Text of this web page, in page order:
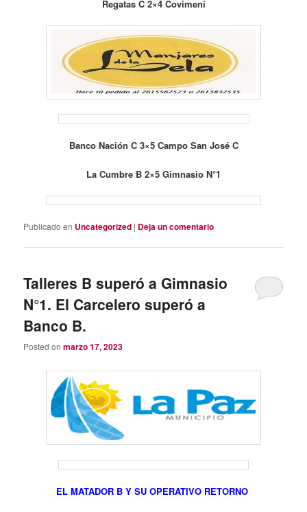
Regatas C 2×4 Covimeni
Banco Nación C 3×5 Campo San José C
La Cumbre B 2×5 Gimnasio N°1
Publicado en Uncategorized | Deja un comentario
Talleres B superó a Gimnasio
N°1. El Carcelero superó a
Banco B.
Posted onmarzo 17, 2023
EL MATADOR B Y SU OPERATIVO RETORNO